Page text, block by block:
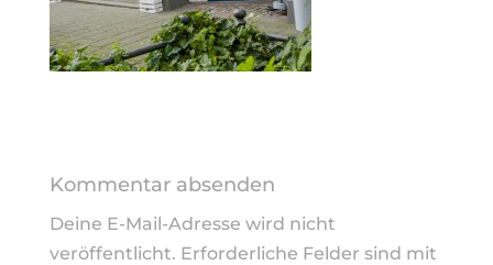
Kommentar absenden
Deine E-Mail-Adresse wird nicht
veröffentlicht. Erforderliche Felder sind mit